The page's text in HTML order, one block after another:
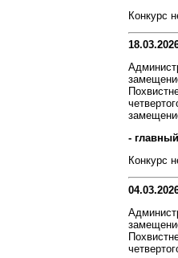
Конкурс
-
Конкурс